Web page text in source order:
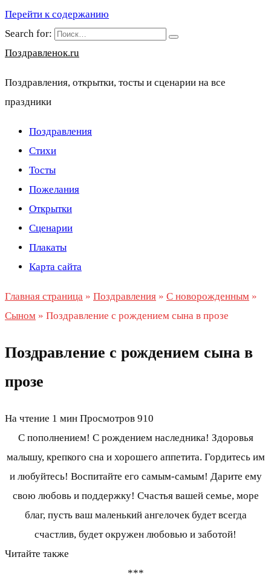
Перейти к содержанию
Search for:
Поздравленок.ru
Поздравления, открытки, тосты и сценарии на все
праздники
Поздравления
Стихи
Тосты
Пожелания
Открытки
Сценарии
Плакаты
Карта сайта
Главная страница » Поздравления » С новорожденным »
Сыном » Поздравление с рождением сына в прозе
Поздравление с рождением сына в
прозе
На чтение 1 мин Просмотров 910
С пополнением! С рождением наследника! Здоровья
малышу, крепкого сна и хорошего аппетита. Гордитесь им
и любуйтесь! Воспитайте его самым-самым! Дарите ему
свою любовь и поддержку! Счастья вашей семье, море
благ, пусть ваш маленький ангелочек будет всегда
счастлив, будет окружен любовью и заботой!
Читайте также
***